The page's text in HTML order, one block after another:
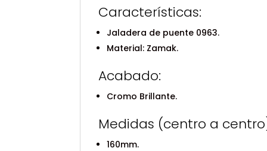
Características:
Jaladera de puente 0963.
Material: Zamak.
Acabado:
Cromo Brillante.
Medidas (centro a
160mm.